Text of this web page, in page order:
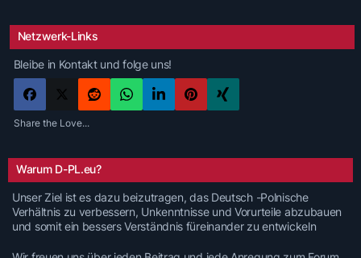
Netzwerk-Links
Bleibe in Kontakt und folge uns!
Share the Love...
Warum D-PL.eu?
Unser Ziel ist es dazu beizutragen, das Deutsch -Polnische
Verhältnis zu verbessern, Unkenntnisse und Vorurteile abzubauen
und somit ein bessers Verständnis füreinander zu entwickeln